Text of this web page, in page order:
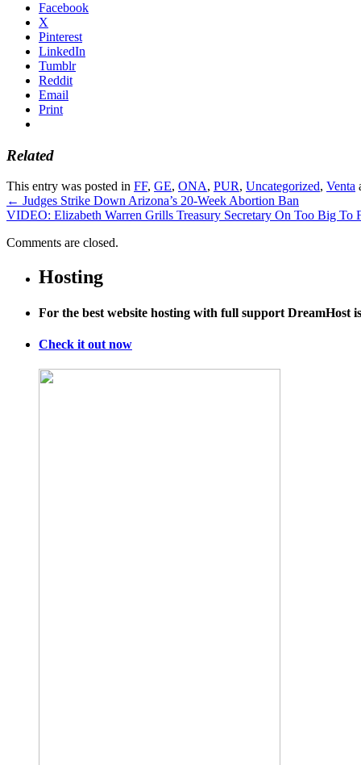
Facebook
X
Pinterest
LinkedIn
Tumblr
Reddit
Email
Print
Related
This entry was posted in FF, GE, ONA, PUR, Uncategorized, Venta
← Judges Strike Down Arizona’s 20-Week Abortion Ban
VIDEO: Elizabeth Warren Grills Treasury Secretary On Too Big To
Comments are closed.
Hosting
For the best website hosting with full support DreamHost
Check it out now